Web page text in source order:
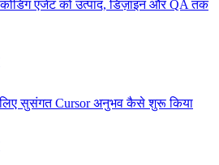
एजेंट को उत्पाद, डिज़ाइन और QA तक
लिए सुसंगत Cursor अनुभव कैसे शुरू किया